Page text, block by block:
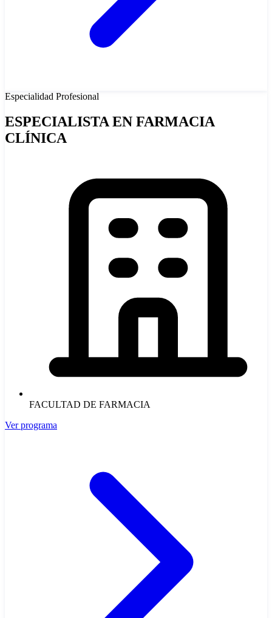
Especialidad Profesional
ESPECIALISTA EN FARMACIA
CLÍNICA
FACULTAD DE FARMACIA
Ver programa